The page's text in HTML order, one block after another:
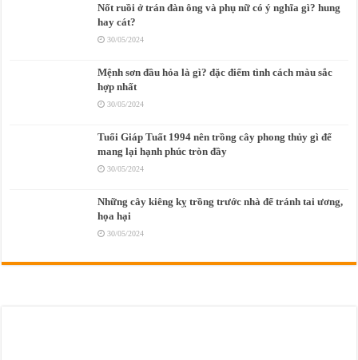
Nốt ruồi ở trán đàn ông và phụ nữ có ý nghĩa gì? hung
hay cát?
30/05/2024
Mệnh sơn đầu hỏa là gì? đặc điểm tình cách màu sắc
hợp nhất
30/05/2024
Tuổi Giáp Tuất 1994 nên trồng cây phong thủy gì để
mang lại hạnh phúc tròn đầy
30/05/2024
Những cây kiêng kỵ trồng trước nhà để tránh tai ương,
họa hại
30/05/2024